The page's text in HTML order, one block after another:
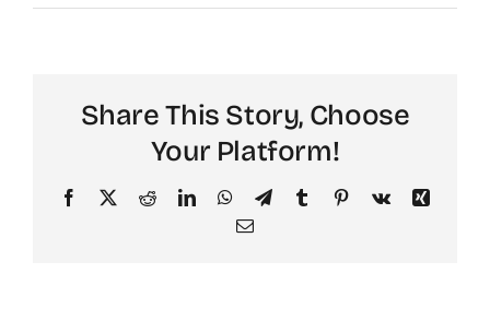
NederlandsShare This Story, Choose
Your Platform!
Facebook
X RedditLinkedInWhatsApp
TelegramTumblr PinterestVk
Xing
Email